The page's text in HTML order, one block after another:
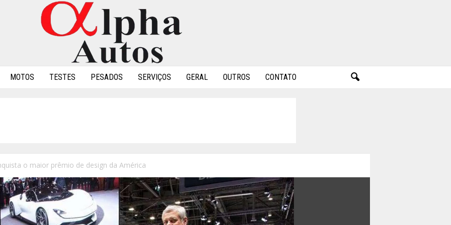
MOTOS TESTES PESADOS SERVIÇOS GERAL OUTROS CONTATO
o maior prêmio de design da América